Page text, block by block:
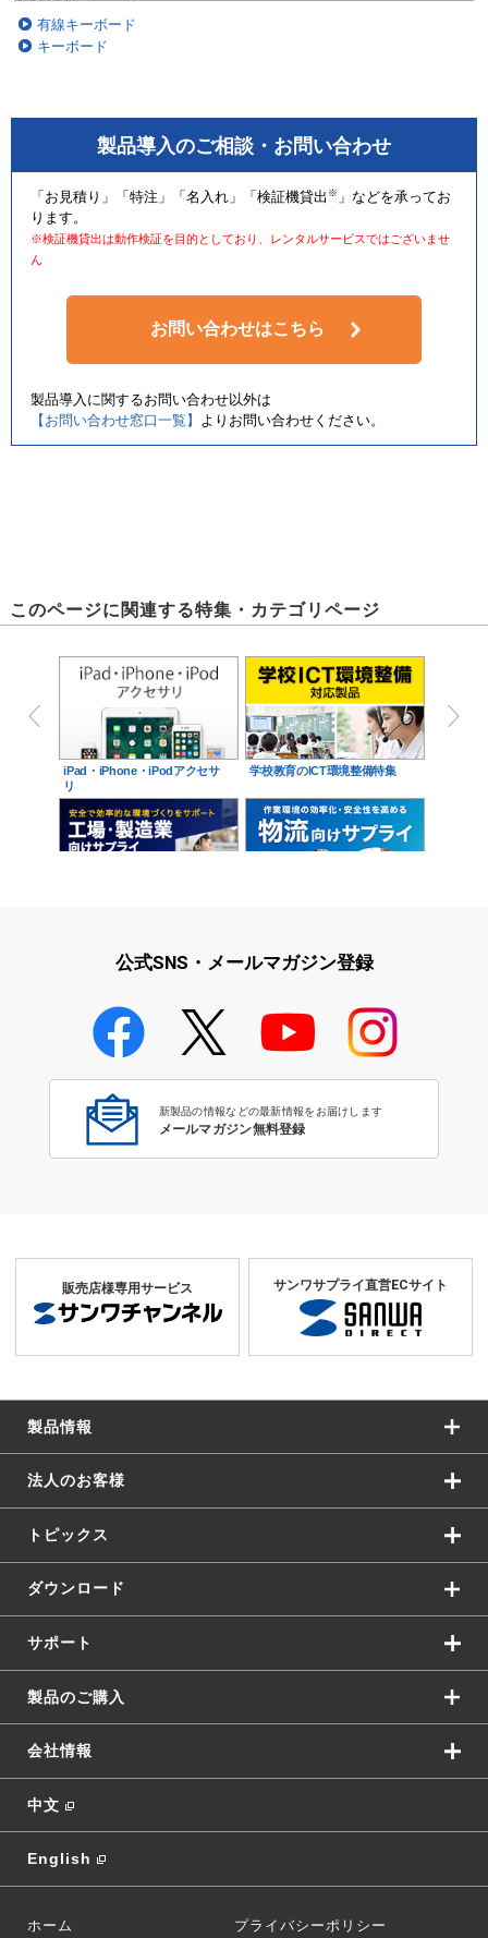
有線キーボード
キーボード
製品導入のご相談・お問い合わせ
「お見積り」「特注」「名入れ」「検証機貸出 ※ 」などを承ってお
ります。
※検証機貸出は動作検証を目的としており、レンタルサービスではございませ
ん
お問い合わせはこちら
製品導入に関するお問い合わせ以外は
【お問い合わせ窓口一覧】 よりお問い合わせください。
このページに関連する特集・カテゴリページ
iPad・iPhone・iPodアクセサ
リ
学校教育のICT環境整備特集
ICT教育の関連製品特集
公式SNS・メールマガジン登録
新製品の情報などの最新情報をお届けします
メールマガジン無料登録
販売店様専用サービス サンワサプライ直営ECサイト
製品情報
法人のお客様
トピックス
ダウンロード
サポート
製品のご購入
会社情報
中文
English
ホーム プライバシーポリシー